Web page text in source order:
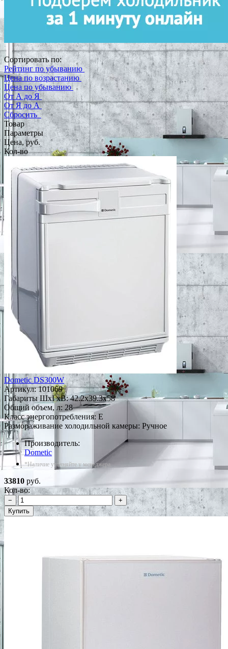
Сортировать по:
Рейтинг по убыванию
Цена по возрастанию
Цена по убыванию
От А до Я
От Я до А
Сбросить
Товар
Параметры
Цена, руб.
Кол-во
Dometic DS300W
Артикул:101069
Габариты ШxГxВ: 42.2x39.3x58
Общий объем, л: 28
Класс энергопотребления: E
Размораживание холодильной камеры: Ручное
Производитель:
Dometic
*Наличие уточняйте у менеджера
33810 руб.
Кол-во:
−
+
Купить